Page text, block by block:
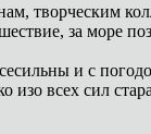
творческим
за море
и с
изо всех сил